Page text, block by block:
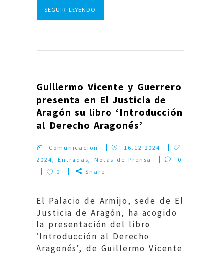
SEGUIR LEYENDO
Guillermo Vicente y Guerrero
presenta en El Justicia de
Aragón su libro ‘Introducción
al Derecho Aragonés’
Comunicacion
16.12.2024
2024,Entradas, Notas de Prensa
0
0
Share
El Palacio de Armijo, sede de El
Justicia de Aragón, ha acogido
la presentación del libro
‘Introducción al Derecho
Aragonés’, de Guillermo Vicente